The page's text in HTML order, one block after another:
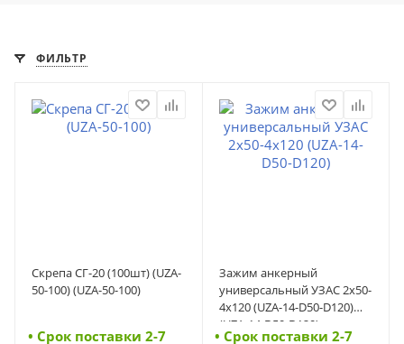
ФИЛЬТР
Скрепа СГ-20 (100шт) (UZA-
50-100) (UZA-50-100)
• Cрок поставки 2-7
Зажим анкерный
универсальный УЗАС 2х50-
4х120 (UZA-14-D50-D120)
(UZA-14-D50-D120)
• Cрок поставки 2-7